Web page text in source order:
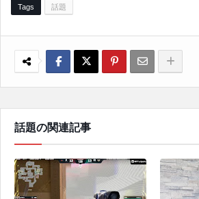
Tags 話題
話題の関連記事